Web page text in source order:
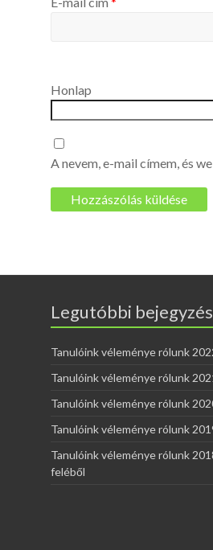
Honlap
A nevem, e-mail címem, és
Legutóbbi
Tanulóink véleménye rólunk
Tanulóink véleménye rólunk
Tanulóink véleménye rólunk
Tanulóink véleménye rólunk
Tanulóink véleménye rólunk
feléből